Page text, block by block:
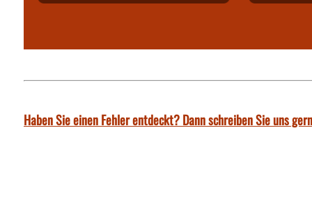
Haben Sie einen Fehler entdeckt? Dann schreiben Sie uns